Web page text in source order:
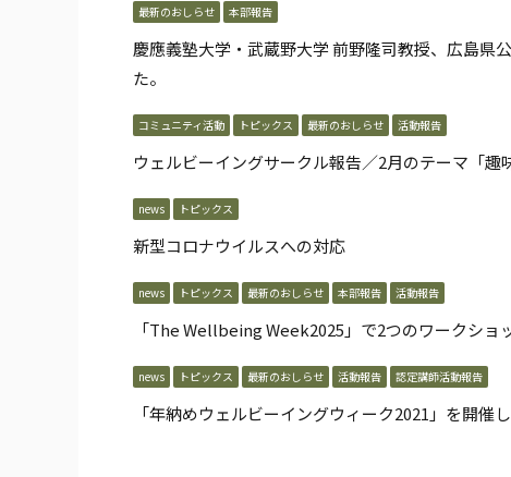
最新のおしらせ 本部報告
慶應義塾大学・武蔵野大学 前野隆司教授、広島県
た。
コミュニティ活動 トピックス 最新のおしらせ 活動報告
ウェルビーイングサークル報告／2月のテーマ「趣
news トピックス
新型コロナウイルスへの対応
news トピックス 最新のおしらせ 本部報告 活動報告
「The Wellbeing Week2025」で2つのワークショ
news トピックス 最新のおしらせ 活動報告 認定講師活動報告
「年納めウェルビーイングウィーク2021」を開催し